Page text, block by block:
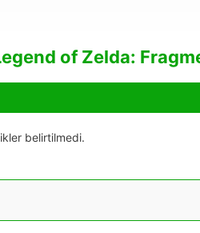
of Zelda:
belirtilmedi.